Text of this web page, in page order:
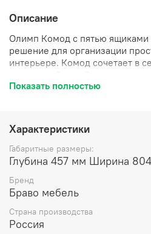
Описание
Олимп Комод с пятью ящиками
решение для организации
интерьере. Комод сочетает в
спальни, так и для гостиной или
долговечностью. Пять
обеспечивают достаточно
белья или мелких домашних
Интуитивно понятные ручки и
открытия делают
комфортным. Комод можно
мебелью и декором, благодаря
Его лаконичные линии и
впишутся в минималистичный
Показать полностью
Характеристики
Габаритные размеры:
Глубина 457 мм Ширина
Бренд
Браво мебель
Страна производства
Россия